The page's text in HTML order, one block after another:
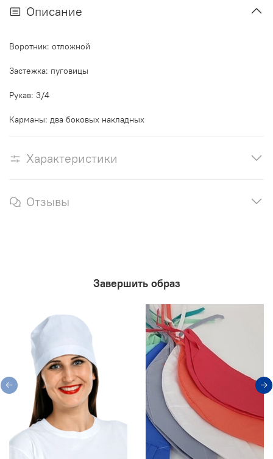
Описание
Воротник: отложной
Застежка: пуговицы
Рукав: 3/4
Карманы: два боковых накладных
Характеристики
Отзывы
Завершить образ